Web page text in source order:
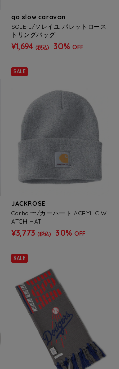
go slow caravan
SOLEIL/ソレイユ パレットロース
トリングバッグ
¥1,694 (税込) 30% OFF
SALE
JACKROSE
Carhartt/カーハート ACRYLIC W
ATCH HAT
¥3,773 (税込) 30% OFF
SALE